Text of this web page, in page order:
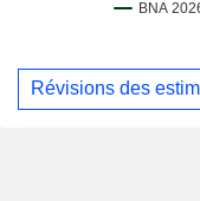
Révisions des